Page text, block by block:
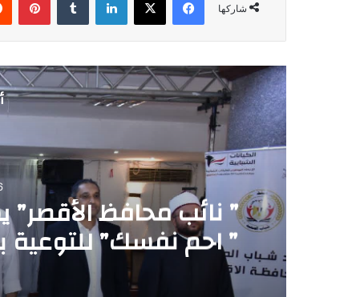
شاركها
” نائب محافظ
” احم نفسك” للتوعية